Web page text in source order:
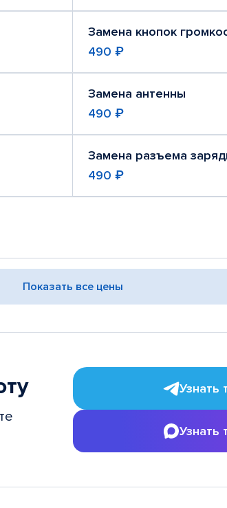
Замена кнопок
490 ₽
Замена антенны
490 ₽
Замена разъема
490 ₽
Показать все цены
Узнать
Узнать